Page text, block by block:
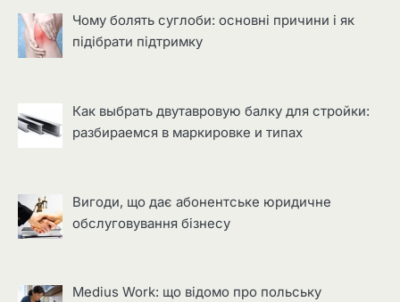
Чому болять суглоби: основні причини і як
підібрати підтримку
Как выбрать двутавровую балку для стройки:
разбираемся в маркировке и типах
Вигоди, що дає абонентське юридичне
обслуговування бізнесу
Medius Work: що відомо про польську